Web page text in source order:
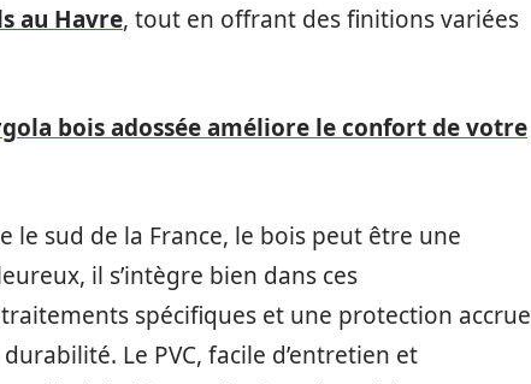
au Havre, tout en offrant des finitions variées
bois adossée améliore le confort de votre
le sud de la France, le bois peut être une
il s’intègre bien dans ces
spécifiques et une protection accrue
Le PVC, facile d’entretien et